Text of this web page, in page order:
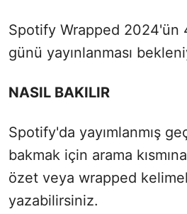
Spotify Wrapped 2024'ün
günü yayınlanması
NASIL BAKILIR
Spotify'da yayımlanmış
bakmak için arama
özet veya wrapped
yazabilirsiniz.